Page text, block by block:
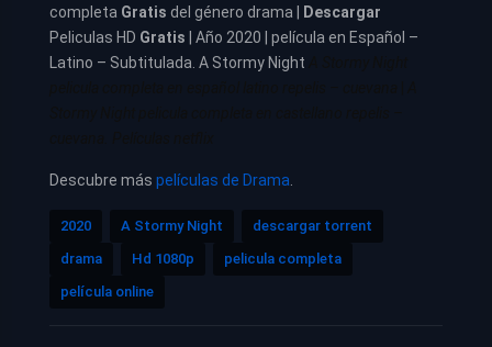
completa Gratis del género drama |
Descargar
Peliculas HD Gratis | Año 2020 | película en Español –
Latino – Subtitulada. A Stormy Night
Descubre más películas de Drama
2020 A Stormy Night
descargar torrent
drama
Hd 1080p
pelicula completa
película online